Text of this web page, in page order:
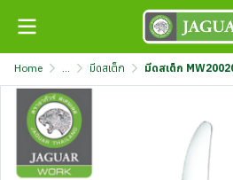
Home ... มีดสเต็ก มีดสเต็ก MW20020 อี